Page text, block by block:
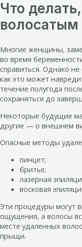
Что
волосатым
Многие женщины,
во время
справиться. Однако
как это может
течение полугода
сохраняться до
Некоторые будущие
другие — о внешнем
Опасные методы
пинцет;
бритье;
лазерная
восковая
Эти процедуры могут
ощущения, а волосы
месте удаленных
прыщи.